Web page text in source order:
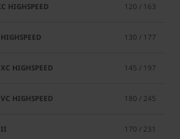
120 / 163
130 / 177
145 / 197
180 / 245
170 / 231